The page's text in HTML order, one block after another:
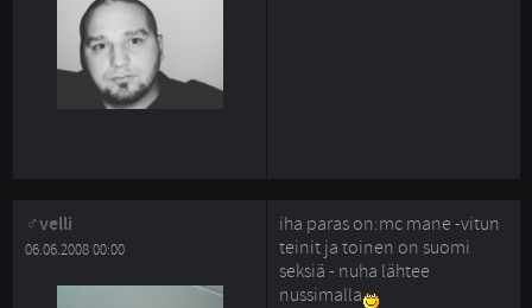
velli
06.06.2008 00:00
iha paras on:mc mane -vitun
teinit ja toinen on suomi
seksiä - nuha lähtee
nussimalla